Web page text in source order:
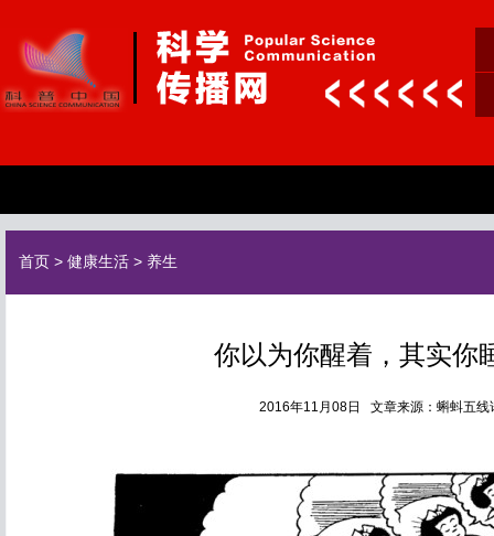
首页 > 健康生活 > 养生
你以为你醒着，其实你
2016年11月08日 文章来源：蝌蚪五